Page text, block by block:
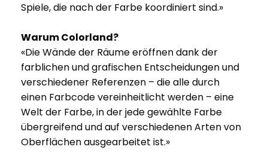
Spiele, die nach der Farbe koordiniert sind.»
Warum Colorland?
«Die Wände der Räume eröffnen dank der
farblichen und grafischen Entscheidungen und
verschiedener Referenzen – die alle durch
einen Farbcode vereinheitlicht werden – eine
Welt der Farbe, in der jede gewählte Farbe
übergreifend und auf verschiedenen Arten von
Oberflächen ausgearbeitet ist.»